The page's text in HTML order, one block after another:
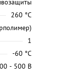
260 °C
1
-60 °C
- 500 В